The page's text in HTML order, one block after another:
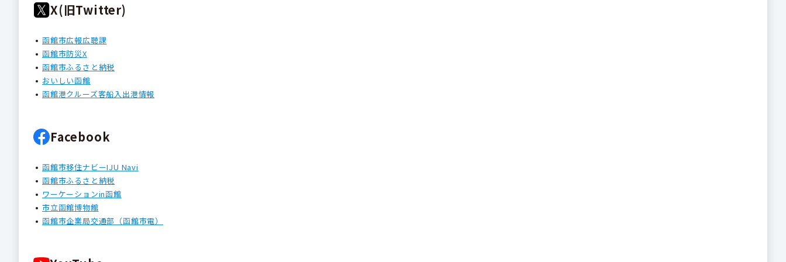
X(旧Twitter)
函館市広報広聴課
函館市防災X
函館市ふるさと納税
おいしい函館
函館港クルーズ客船入出港情報
Facebook
函館市移住ナビーIJU Navi
函館市ふるさと納税
ワーケーションin函館
市立函館博物館
函館市企業局交通部（函館市電）